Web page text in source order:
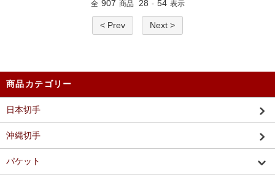
全 907 商品 28 - 54 表示
< Prev Next >
商品カテゴリー
日本切手
沖縄切手
パケット